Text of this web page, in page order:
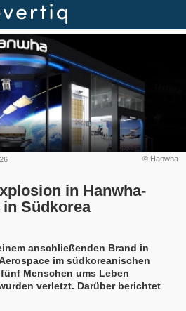
© Hanwha
in Hanwha-
Südkorea
anschließenden Brand in
im südkoreanischen
Menschen ums Leben
verletzt. Darüber berichtet